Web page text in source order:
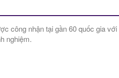
công nhận tại gần 60 quốc gia
nghiệm.